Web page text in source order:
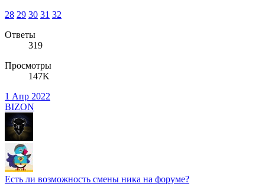
28 29 30 31 32
Ответы
319
Просмотры
147K
1 Апр 2022
BIZON
Есть ли возможность смены ника на форуме?